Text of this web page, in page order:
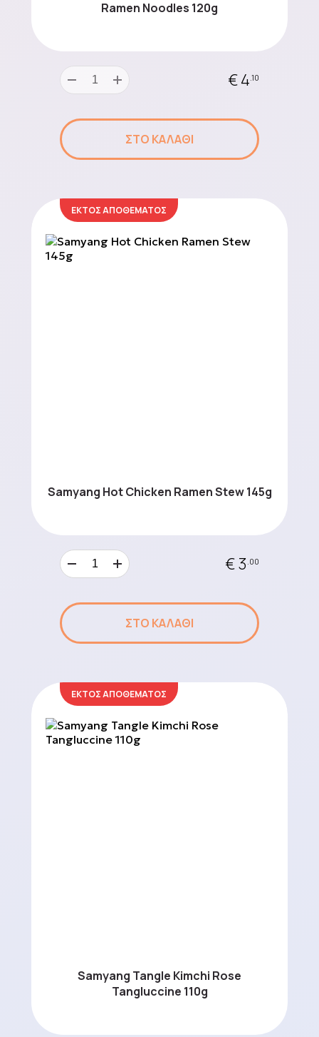
Ramen Noodles 120g
€ 4.10
ΣΤΟ ΚΑΛΑΘΙ
ΕΚΤΟΣ ΑΠΟΘΕΜΑΤΟΣ
Samyang Hot Chicken Ramen Stew 145g
€ 3 .00
ΣΤΟ ΚΑΛΑΘΙ
ΕΚΤΟΣ ΑΠΟΘΕΜΑΤΟΣ
Samyang Tangle Kimchi Rose
Tangluccine 110g